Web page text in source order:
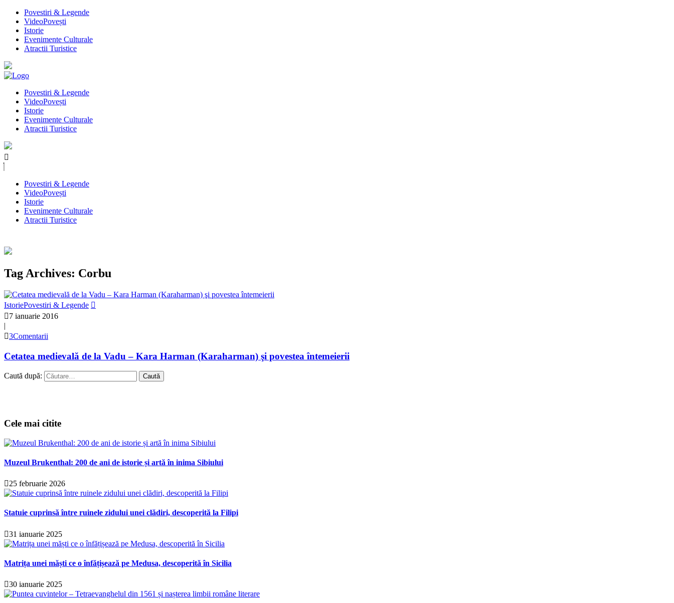
Povestiri & Legende
VideoPovești
Istorie
Evenimente Culturale
Atractii Turistice
Povestiri & Legende
VideoPovești
Istorie
Evenimente Culturale
Atractii Turistice
Povestiri & Legende
VideoPovești
Istorie
Evenimente Culturale
Atractii Turistice
Tag Archives: Corbu
IstoriePovestiri & Legende
7 ianuarie 2016
|
3Comentarii
Cetatea medievală de la Vadu – Kara Harman (Karaharman) şi povestea întemeierii
Caută după:
Cele mai citite
Muzeul Brukenthal: 200 de ani de istorie și artă în inima Sibiului
25 februarie 2026
Statuie cuprinsă între ruinele zidului unei clădiri, descoperită la Filipi
31 ianuarie 2025
Matrița unei măști ce o înfățișează pe Medusa, descoperită în Sicilia
30 ianuarie 2025